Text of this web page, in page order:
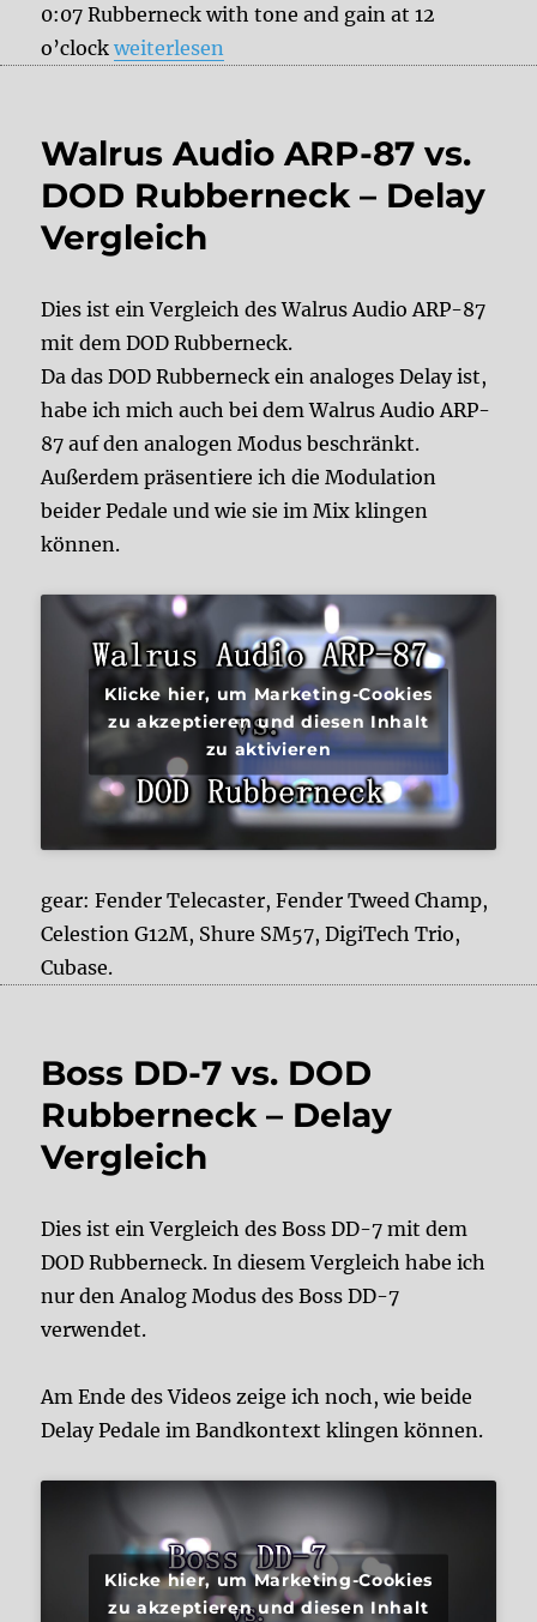
0:07 Rubberneck with tone and gain at 12
o’clock„AnalogMan ARDX20 vs. DOD Rubberneck
weiterlesen
Walrus Audio ARP-87 vs.
DOD Rubberneck – Delay
Vergleich
Dies ist ein Vergleich des Walrus Audio ARP-87
mit dem DOD Rubberneck.
Da das DOD Rubberneck ein analoges Delay ist,
habe ich mich auch bei dem Walrus Audio ARP-
87 auf den analogen Modus beschränkt.
Außerdem präsentiere ich die Modulation
beider Pedale und wie sie im Mix klingen
können.
Klicke hier, um Marketing-Cookies
zu akzeptieren und diesen Inhalt
zu aktivieren
gear: Fender Telecaster, Fender Tweed Champ,
Celestion G12M, Shure SM57, DigiTech Trio,
Cubase.
Boss DD-7 vs. DOD
Rubberneck – Delay
Vergleich
Dies ist ein Vergleich des Boss DD-7 mit dem
DOD Rubberneck. In diesem Vergleich habe ich
nur den Analog Modus des Boss DD-7
verwendet.
Am Ende des Videos zeige ich noch, wie beide
Delay Pedale im Bandkontext klingen können.
Klicke hier, um Marketing-Cookies
zu akzeptieren und diesen Inhalt